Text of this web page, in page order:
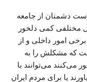
دشمنان از جامعه
مختلفی کمی دلخور
امور داخلی و از
که مشکلش را به
می‌توانند با
یا برای مردم ایران